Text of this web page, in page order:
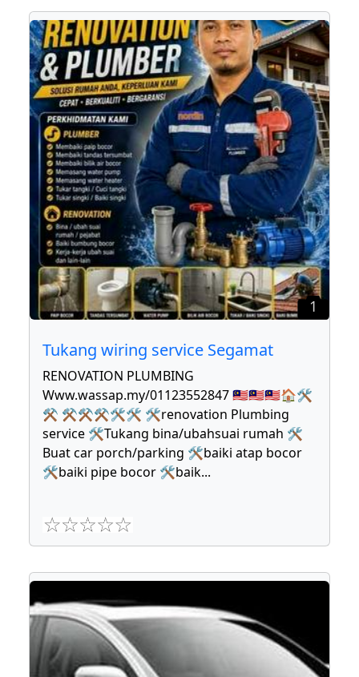
1
Tukang wiring service Segamat
RENOVATION PLUMBING
Www.wassap.my/01123552847 🇲🇾🇲🇾🇲🇾🏠🛠
⚒ ⚒⚒⚒🛠🛠 🛠renovation Plumbing
service 🛠Tukang bina/ubahsuai rumah 🛠
Buat car porch/parking 🛠baiki atap bocor
🛠baiki pipe bocor 🛠baik...